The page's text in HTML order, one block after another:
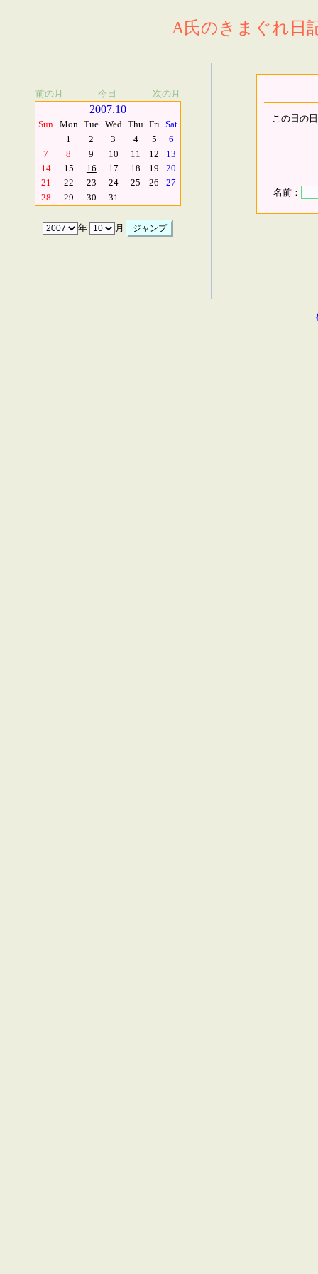
A氏のきまぐれ日
前の月 今日 次の月
2007.10
Sun Mon Tue Wed Thu Fri Sat
1
2 3 4 5
6
7
8 9 10 11 12
13
14
15 16 17 18 19
20
21
22 23 24 25 26
27
28
29 30 31
年 月
この日の
名前：